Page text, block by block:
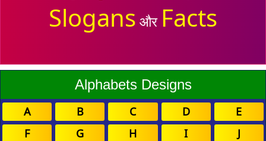
Slogans और Facts
Alphabets Designs
A B C D
E
F
G H I
J